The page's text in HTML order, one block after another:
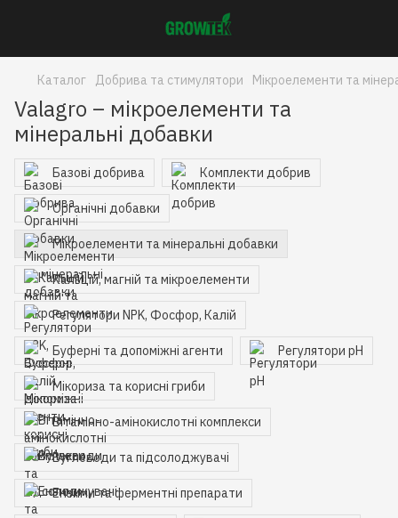
Каталог Добрива та стимулятори Мікроелементи та
Valagro – мікроелементи та
мінеральні добавки
Базові добрива Комплекти добрив
Органічні добавки
Мікроелементи та мінеральні добавки
Кальцій, магній та мікроелементи
Регулятори NPK, Фосфор, Калій
Буферні та допоміжні агенти Регулятори pH
Мікориза та корисні гриби
Вітамінно-амінокислотні комплекси
Вуглеводи та підсолоджувачі
Ензими та ферментні препарати